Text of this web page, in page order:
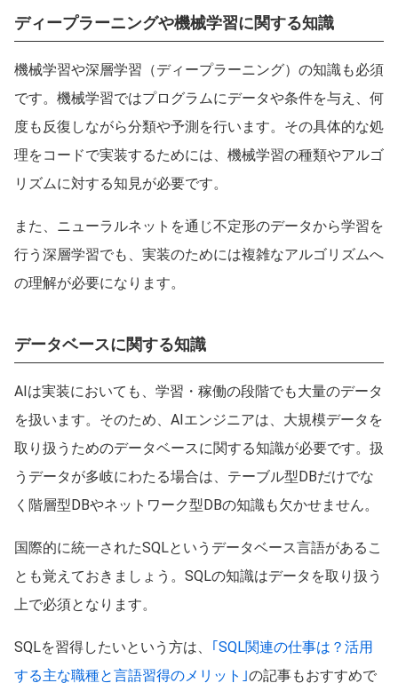
ディープラーニングや機械学習に関する知識
機械学習や深層学習（ディープラーニング）の知識も必須
です。機械学習ではプログラムにデータや条件を与え、何
度も反復しながら分類や予測を行います。その具体的な処
理をコードで実装するためには、機械学習の種類やアルゴ
リズムに対する知見が必要です。
また、ニューラルネットを通じ不定形のデータから学習を
行う深層学習でも、実装のためには複雑なアルゴリズムへ
の理解が必要になります。
データベースに関する知識
AIは実装においても、学習・稼働の段階でも大量のデータ
を扱います。そのため、AIエンジニアは、大規模データを
取り扱うためのデータベースに関する知識が必要です。扱
うデータが多岐にわたる場合は、テーブル型DBだけでな
く階層型DBやネットワーク型DBの知識も欠かせません。
国際的に統一されたSQLというデータベース言語があるこ
とも覚えておきましょう。SQLの知識はデータを取り扱う
上で必須となります。
SQLを習得したいという方は、
｢SQL関連の仕事は？活用
する主な職種と言語習得のメリット｣の記事もおすすめで